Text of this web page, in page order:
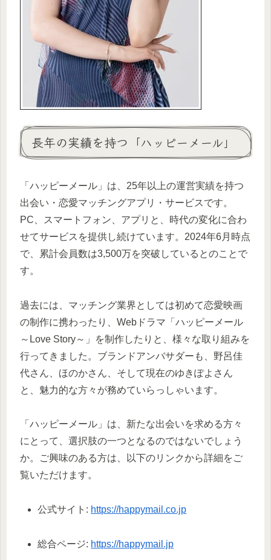
長年の実績を持つ「ハッピーメール」
「ハッピーメール」は、25年以上の運営実績を持つ
出会い・恋愛マッチングアプリ・サービスです。
PC、スマートフォン、アプリと、時代の変化に合わ
せてサービスを提供し続けています。2024年6月時点
で、累計会員数は3,500万を突破しているとのことで
す。
過去には、マッチング業界としては初めて恋愛映画
の制作に携わったり、Webドラマ「ハッピーメール
～Love Story～」を制作したりと、様々な取り組みを
行ってきました。ブランドアンバサダーも、野呂佳
代さん、ほのかさん、そして現在のゆきぽよさん
と、魅力的な方々が務めていらっしゃいます。
「ハッピーメール」は、新たな出会いを求める方々
にとって、選択肢の一つとなるのではないでしょう
か。ご興味のある方は、以下のリンクから詳細をご
覧いただけます。
公式サイト: https://happymail.co.jp
総合ページ: https://happymail.jp